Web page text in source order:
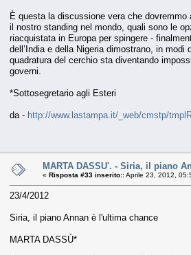
È questa la discussione vera che
il nostro standing nel mondo, quali sono le
riacquistata in Europa per spingere -
dell’India e della Nigeria dimostrano, in
quadratura del cerchio sta diventando
governi.
*Sottosegretario agli Esteri
da - http://www.lastampa.it/_web/cmstp/
MARTA DASSU'. - Siria, il piano
« Risposta #33 inserito::Aprile 23, 2012,
23/4/2012
Siria, il piano Annan è l'ultima chance
MARTA DASSÙ*